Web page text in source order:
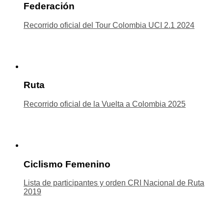
Federación
Recorrido oficial del Tour Colombia UCI 2.1 2024
Ruta
Recorrido oficial de la Vuelta a Colombia 2025
Ciclismo Femenino
Lista de participantes y orden CRI Nacional de Ruta
2019